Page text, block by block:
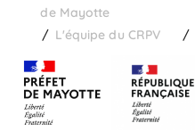
de Mayotte
L'équipe du CRPV